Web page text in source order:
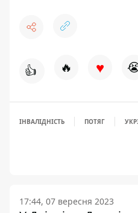
👍 🔥 ♥
ІНВАЛІДНІСТЬ ПОТЯГ
17:44, 07 вересня 2023